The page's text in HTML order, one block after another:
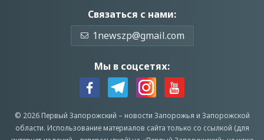
Связаться с нами:
1newszp@gmail.com
Мы в соцсетях:
© 2026 Первый Запорожский – новости Запорожья и Запорожской
области. Использование материалов сайта только со ссылкой (для